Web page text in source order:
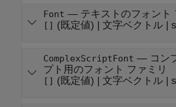
Font — テキストのフォント
[] (既定値) | 文字ベクトル|
ComplexScriptFont — コン
プト用のフォント ファミリ
[] (既定値) | 文字ベクトル|